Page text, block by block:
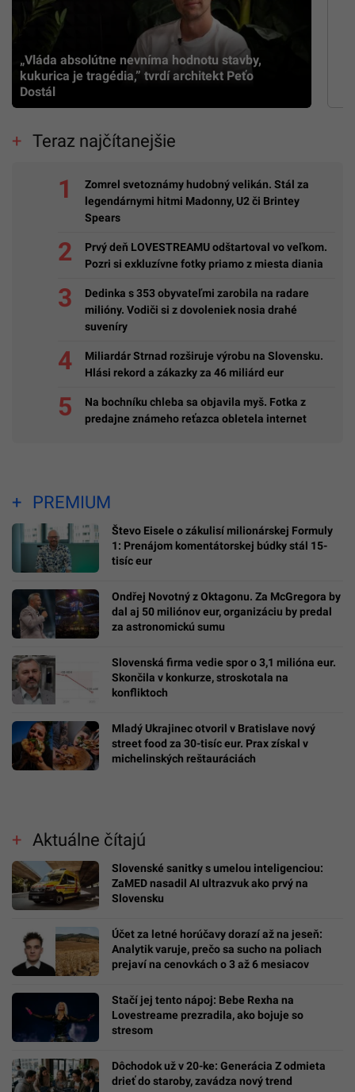
„Vláda absolútne nevníma hodnotu stavby,
kukurica je tragédia,” tvrdí architekt Peťo
Dostál
Teraz najčítanejšie
Zomrel svetoznámy hudobný velikán. Stál za
legendárnymi hitmi Madonny, U2 či Brintey
Spears
Prvý deň LOVESTREAMU odštartoval vo veľkom.
Pozri si exkluzívne fotky priamo z miesta diania
Dedinka s 353 obyvateľmi zarobila na radare
milióny. Vodiči si z dovoleniek nosia drahé
suveníry
Miliardár Strnad rozširuje výrobu na Slovensku.
Hlási rekord a zákazky za 46 miliárd eur
Na bochníku chleba sa objavila myš. Fotka z
predajne známeho reťazca obletela internet
PREMIUM
Števo Eisele o zákulisí milionárskej Formuly
1: Prenájom komentátorskej búdky stál 15-
tisíc eur
Ondřej Novotný z Oktagonu. Za McGregora by
dal aj 50 miliónov eur, organizáciu by predal
za astronomickú sumu
Slovenská firma vedie spor o 3,1 milióna eur.
Skončila v konkurze, stroskotala na
konfliktoch
Mladý Ukrajinec otvoril v Bratislave nový
street food za 30-tisíc eur. Prax získal v
michelinských reštauráciách
Aktuálne čítajú
Slovenské sanitky s umelou inteligenciou:
ZaMED nasadil AI ultrazvuk ako prvý na
Slovensku
Účet za letné horúčavy dorazí až na jeseň:
Analytik varuje, prečo sa sucho na poliach
prejaví na cenovkách o 3 až 6 mesiacov
Stačí jej tento nápoj: Bebe Rexha na
Lovestreame prezradila, ako bojuje so
stresom
Dôchodok už v 20-ke: Generácia Z odmieta
drieť do staroby, zavádza nový trend